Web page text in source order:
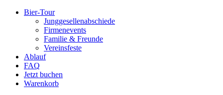
Bier-Tour
Jung­ge­sel­len­ab­schiede
Fir­men­events
Familie & Freunde
Ver­eins­feste
Ablauf
FAQ
Jetzt buchen
Warenkorb